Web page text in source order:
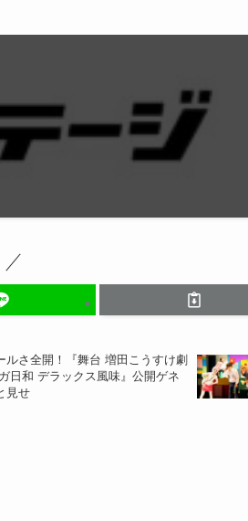
ルさ全開！『舞台 増田こうすけ劇
日和 デラックス風味』公開ゲネ
見せ